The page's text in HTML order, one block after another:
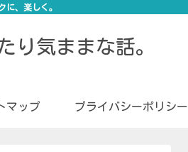
に、楽しく。
り気ままな話。
マップ プライバシーポリシー